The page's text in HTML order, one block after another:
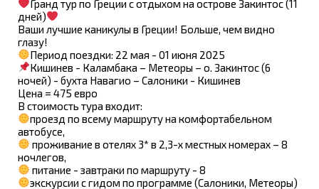
Гранд тур по Греции с отдыхом на острове Закинтос (11
дней)
Ваши лучшие каникулы в Греции! Больше, чем видно
глазу!
Период поездки: 22 мая - 01 июня 2025
Кишинев - Каламбака – Метеоры – о. Закинтос (6
ночей) - бухта Навагио – Салоники - Кишинев
Цена = 475 евро
В стоимость тура входит:
проезд по всему маршруту на комфортабельном
автобусе,
проживание в отелях 3* в 2,3-х местных номерах – 8
ночлегов,
питание - завтраки по маршруту - 8
экскурсии с гидом по программе (Салоники, Метеоры)